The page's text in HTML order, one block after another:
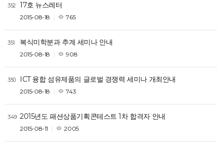
352 17호 뉴스레터
2015-08-18 765
351 복식미학분과 추계 세미나 안내
2015-08-18 908
350 ICT 융합 섬유제품의 글로벌 경쟁력 세미나 개최안내
2015-08-18 743
349 2015년도 패션상품기획콘테스트 1차 합격자 안내
2015-08-11 2005